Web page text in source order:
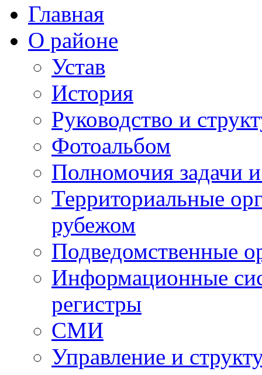
Главная
О районе
Устав
История
Руководство и
Фотоальбом
Полномочия задачи
Территориальные
рубежом
Подведомственные
Информационные
регистры
СМИ
Управление и